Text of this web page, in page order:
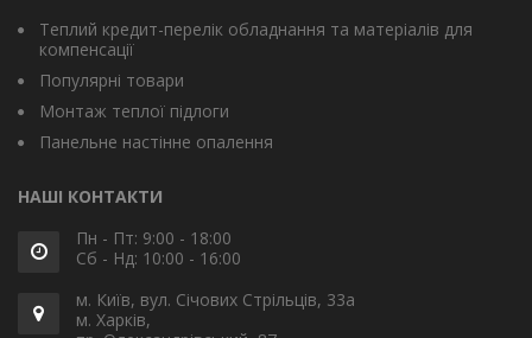
Теплий кредит-перелік обладнання та матеріалів для
компенсації
Популярні товари
Монтаж теплої підлоги
Панельне настінне опалення
НАШІ КОНТАКТИ
Пн - Пт: 9:00 - 18:00
Сб - Нд: 10:00 - 16:00
м. Київ, вул. Січових Стрільців, 33а
м. Харків,